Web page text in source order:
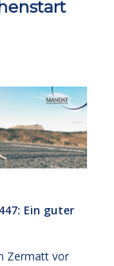
Ein guter
Zermatt vor